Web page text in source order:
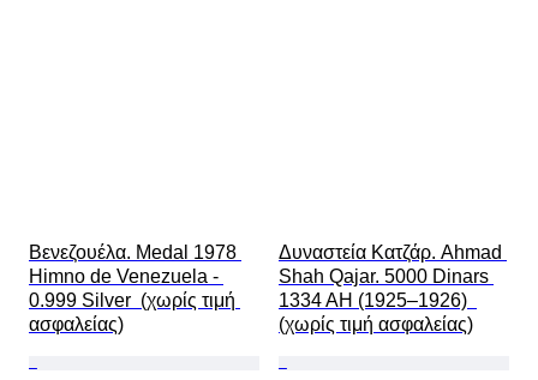
Βενεζουέλα. Medal 1978
Himno de Venezuela -
0.999 Silver  (χωρίς τιμή
ασφαλείας)
Δυναστεία Κατζάρ. Ahmad
Shah Qajar. 5000 Dinars
1334 AH (1925–1926)
(χωρίς τιμή ασφαλείας)